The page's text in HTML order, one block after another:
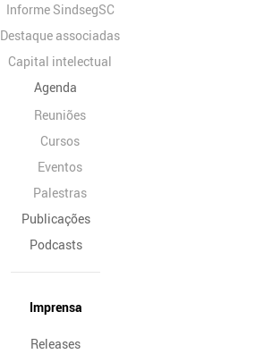
Informe SindsegSC
Destaque associadas
Capital intelectual
Agenda
Reuniões
Cursos
Eventos
Palestras
Publicações
Podcasts
Imprensa
Releases